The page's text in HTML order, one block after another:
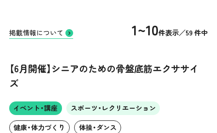
掲載情報について 1~10件表示／59 件中
【6月開催】シニアのための骨盤底筋エクササイ
ズ
イベント・講座 スポーツ・レクリエーション
健康・体力づくり 体操・ダンス